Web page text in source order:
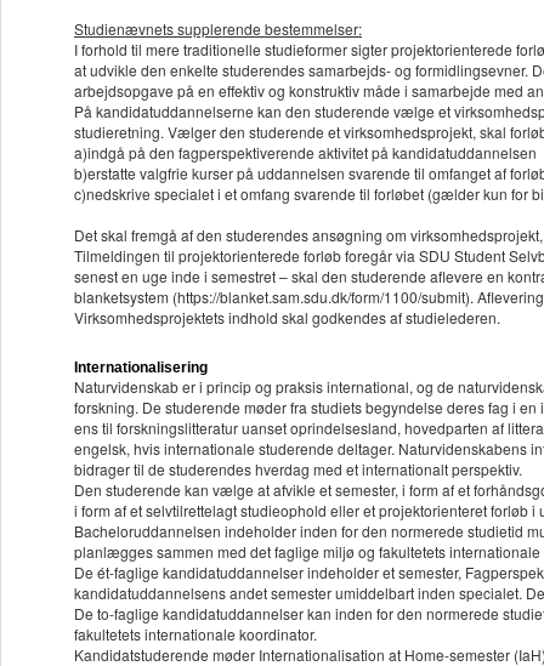
Studienævnets supplerende bestemmelser:
I forhold til mere traditionelle studieformer sigter projektorienterede
at udvikle den enkelte studerendes samarbejds- og formidlingsevner.
arbejdsopgave på en effektiv og konstruktiv måde i samarbejde med
På kandidatuddannelserne kan den studerende vælge et
studieretning. Vælger den studerende et virksomhedsprojekt, skal
a)indgå på den fagperspektiverende aktivitet på kandidatuddannelsen
b)erstatte valgfrie kurser på uddannelsen svarende til omfanget af
c)nedskrive specialet i et omfang svarende til forløbet (gælder kun for
Det skal fremgå af den studerendes ansøgning om
Tilmeldingen til projektorienterede forløb foregår via SDU Student
senest en uge inde i semestret – skal den studerende aflevere en
blanketsystem (https://blanket.sam.sdu.dk/form/1100/submit).
Virksomhedsprojektets indhold skal godkendes af studielederen.
Internationalisering
Naturvidenskab er i princip og praksis international, og de
forskning. De studerende møder fra studiets begyndelse deres fag i
ens til forskningslitteratur uanset oprindelsesland, hovedparten af
engelsk, hvis internationale studerende deltager. Naturvidenskabens
bidrager til de studerendes hverdag med et internationalt perspektiv.
Den studerende kan vælge at afvikle et semester, i form af et
i form af et selvtilrettelagt studieophold eller et projektorienteret forløb i
Bacheloruddannelsen indeholder inden for den normerede studietid
planlægges sammen med det faglige miljø og fakultetets internationale
De ét-faglige kandidatuddannelser indeholder et semester,
kandidatuddannelsens andet semester umiddelbart inden specialet.
De to-faglige kandidatuddannelser kan inden for den normerede
fakultetets internationale koordinator.
Kandidatstuderende møder Internationalisation at Home-semester